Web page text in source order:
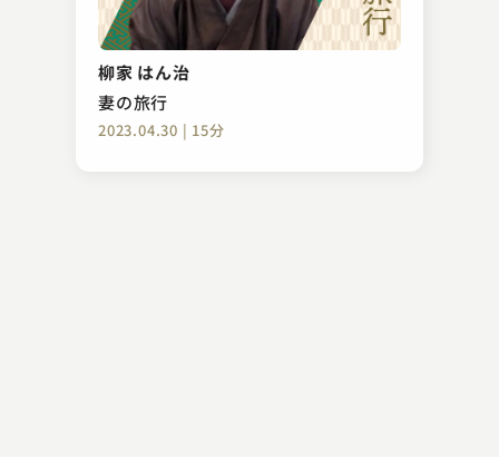
柳家 はん治
妻の旅行
2023.04.30 | 15分
春風亭 柳太郎
めちゃうま
2023.11.23 | 14分